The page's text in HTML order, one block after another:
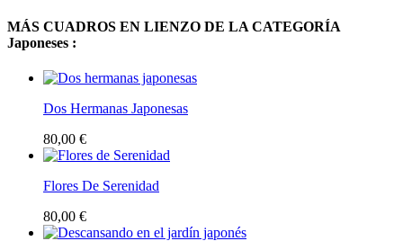
MÁS CUADROS EN LIENZO DE LA CATEGORÍA
Japoneses :
Dos Hermanas Japonesas
80,00 €
Flores De Serenidad
80,00 €